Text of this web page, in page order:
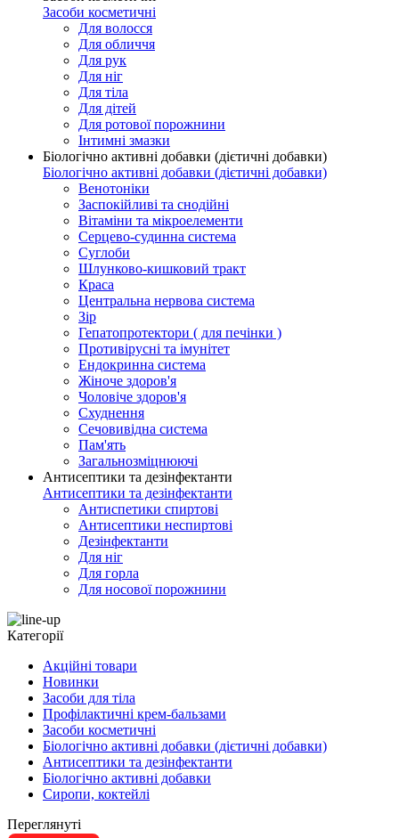
Засоби косметичні
Для волосся
Для обличчя
Для рук
Для ніг
Для тіла
Для дітей
Для ротової порожнини
Інтимні змазки
Біологічно активні добавки (дієтичні добавки)
Біологічно активні добавки (дієтичні добавки)
Венотоніки
Заспокійливі та снодійні
Вітаміни та мікроелементи
Серцево-судинна система
Суглоби
Шлунково-кишковий тракт
Краса
Центральна нервова система
Зір
Гепатопротектори ( для печінки )
Противірусні та імунітет
Ендокринна система
Жіноче здоров'я
Чоловіче здоров'я
Схуднення
Сечовивідна система
Пам'ять
Загальнозміцнюючі
Антисептики та дезінфектанти
Антисептики та дезінфектанти
Антиспетики спиртові
Антисептики неспиртові
Дезінфектанти
Для ніг
Для горла
Для носової порожнини
Категорії
Акційні товари
Новинки
Засоби для тіла
Профілактичні крем-бальзами
Засоби косметичні
Біологічно активні добавки (дієтичні добавки)
Антисептики та дезінфектанти
Біологічно активні добавки
Сиропи, коктейлі
Переглянуті